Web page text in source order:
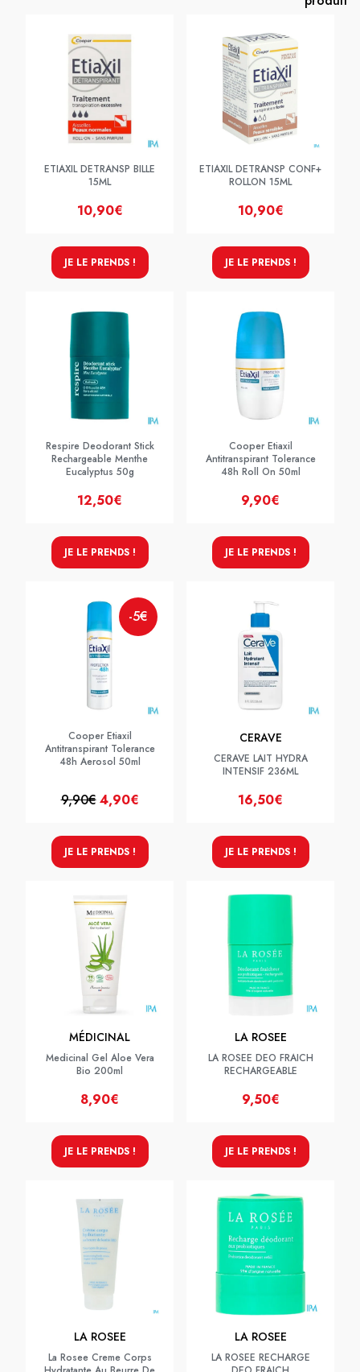
ETIAXIL DETRANSP BILLE
15ML
10,90€
JE LE PRENDS !
ETIAXIL DETRANSP CONF+
ROLLON 15ML
10,90€
JE LE PRENDS !
Respire Deodorant Stick
Rechargeable Menthe
Eucalyptus 50g
12,50€
JE LE PRENDS !
Cooper Etiaxil
Antitranspirant Tolerance
48h Roll On 50ml
9,90€
JE LE PRENDS !
-5€
Cooper Etiaxil
Antitranspirant Tolerance
48h Aerosol 50ml
9,90€4,90€
JE LE PRENDS !
CERAVE
CERAVE LAIT HYDRA
INTENSIF 236ML
16,50€
JE LE PRENDS !
MÉDICINAL
Medicinal Gel Aloe Vera
Bio 200ml
8,90€
JE LE PRENDS !
LA ROSEE
LA ROSEE DEO FRAICH
RECHARGEABLE
9,50€
JE LE PRENDS !
LA ROSEE
La Rosee Creme Corps
LA ROSEE
LA ROSEE RECHARGE